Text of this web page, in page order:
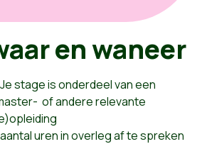
en waneer
stage is onderdeel van een
of andere relevante
uren in overleg af te spreken